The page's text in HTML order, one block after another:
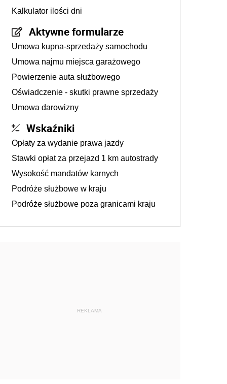
Kalkulator ilości dni
Aktywne formularze
Umowa kupna-sprzedaży samochodu
Umowa najmu miejsca garażowego
Powierzenie auta służbowego
Oświadczenie - skutki prawne sprzedaży
Umowa darowizny
Wskaźniki
Opłaty za wydanie prawa jazdy
Stawki opłat za przejazd 1 km autostrady
Wysokość mandatów karnych
Podróże służbowe w kraju
Podróże służbowe poza granicami kraju
REKLAMA